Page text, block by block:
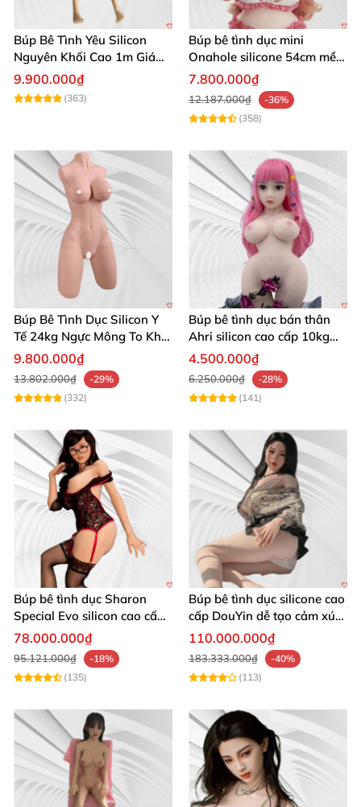
Búp Bê Tình Yêu Silicon
Nguyên Khối Cao 1m Giá
Rẻ Xinh Đẹp
9.900.000₫
(363)
Búp bê tình dục mini
Onahole silicone 54cm mềm
mại giá rẻ dễ di chuyển
7.800.000₫
12.187.000₫
-36%
(358)
Búp Bê Tình Dục Silicon Y
Tế 24kg Ngực Mông To Khít
Chặt
9.800.000₫
13.802.000₫
-29%
(332)
Búp bê tình dục bán thân
Ahri silicon cao cấp 10kg
chân thật giá rẻ hấp dẫn
4.500.000₫
6.250.000₫
-28%
(141)
Búp bê tình dục Sharon
Special Evo silicon cao cấp
nhập Mỹ chính hãng
78.000.000₫
95.121.000₫
-18%
(135)
Búp bê tình dục silicone cao
cấp DouYin dễ tạo cảm xúc
thật
110.000.000₫
183.333.000₫
-40%
(113)